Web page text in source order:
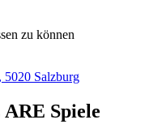
zu können
5020 Salzburg
Spiele